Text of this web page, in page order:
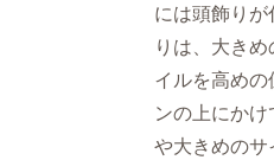
には頭飾り
りは、大き
イルを高めの
ンの上にか
や大きめの